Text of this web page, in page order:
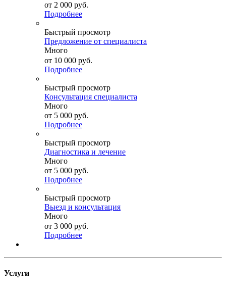
от 2 000 руб.
Подробнее
Быстрый просмотр
Предложение от специалиста
Много
от 10 000 руб.
Подробнее
Быстрый просмотр
Консультация специалиста
Много
от 5 000 руб.
Подробнее
Быстрый просмотр
Диагностика и лечение
Много
от 5 000 руб.
Подробнее
Быстрый просмотр
Выезд и консультация
Много
от 3 000 руб.
Подробнее
Услуги